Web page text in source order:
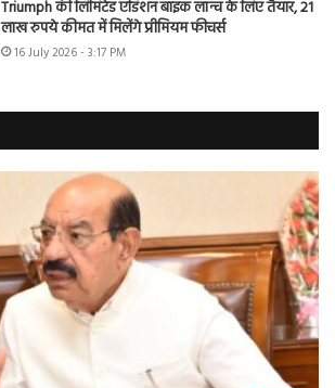
Triumph की लिमिटेड एडिशन बाइक लॉन्च के लिए तैयार, 21
लाख रुपये कीमत में मिलेंगे प्रीमियम फीचर्स
16 July 2026 - 3:17 PM